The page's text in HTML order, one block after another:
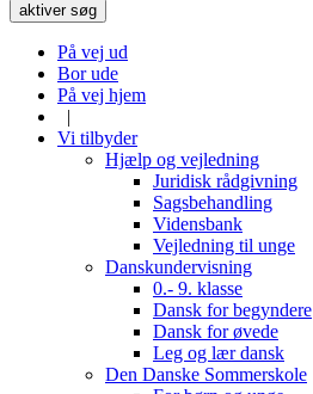
aktiver søg
På vej ud
Bor ude
På vej hjem
|
Vi tilbyder
Hjælp og vejledning
Juridisk rådgivning
Sagsbehandling
Vidensbank
Vejledning til unge
Danskundervisning
0.- 9. klasse
Dansk for begyndere
Dansk for øvede
Leg og lær dansk
Den Danske Sommerskole